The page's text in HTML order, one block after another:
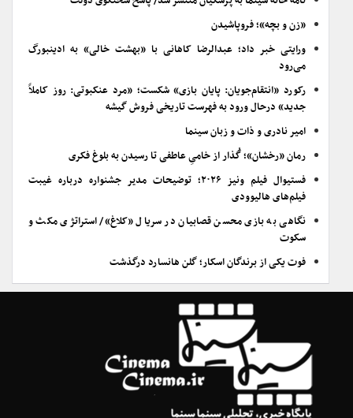
«زن و بچه»؛ فروپاشیدن
ورایتی خبر داد؛ عبدالرضا کاهانی با «بهشت خالی» به ادینبورگ
می‌رود
رکورد «انتقام‌جویان: پایان بازی» شکست؛ «مرد عنکبوتی: روز کاملاً
جدید» درحال ورود به فهرست تاریخی فروش گیشه
امیر نادری و ذات و زبان سینما
رمان «رخشان»؛ گُذار از خامیِ عاطفی تا رسیدن به بلوغ فکری
فستیوال فیلم ونیز ۲۰۲۶؛ توضیحات مدیر جشنواره درباره غیبت
فیلم‌های هالیوودی
نگاهی به بازی محسن قصابیان در سریال «کلاغ»/ استراتژی مکث و
سکوت
فوت یکی از برندگان اسکار؛ گلن هانسارد درگذشت